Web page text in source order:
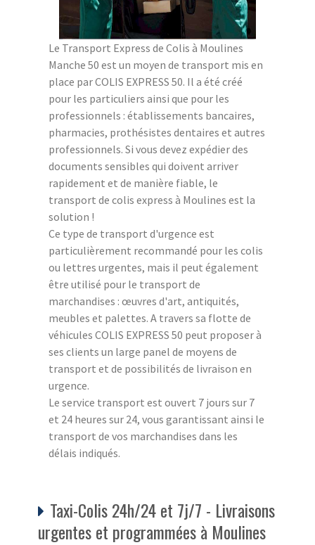
Le Transport Express de Colis à Moulines
Manche 50 est un moyen de transport mis en
place par COLIS EXPRESS 50. Il a été créé
pour les particuliers ainsi que pour les
professionnels : établissements bancaires,
pharmacies, prothésistes dentaires et autres
professionnels. Si vous devez expédier des
documents sensibles qui doivent arriver
rapidement et de manière fiable, le
transport de colis express à Moulines est la
solution !
Ce type de transport d'urgence est
particulièrement recommandé pour les colis
ou lettres urgentes, mais il peut également
être utilisé pour le transport de
marchandises : œuvres d'art, antiquités,
meubles et palettes. A travers sa flotte de
véhicules COLIS EXPRESS 50 peut proposer à
ses clients un large panel de moyens de
transport et de possibilités de livraison en
urgence.
Le service transport est ouvert 7 jours sur 7
et 24 heures sur 24, vous garantissant ainsi le
transport de vos marchandises dans les
délais indiqués.
Taxi-Colis 24h/24 et 7j/7 - Livraisons
urgentes et programmées à Moulines